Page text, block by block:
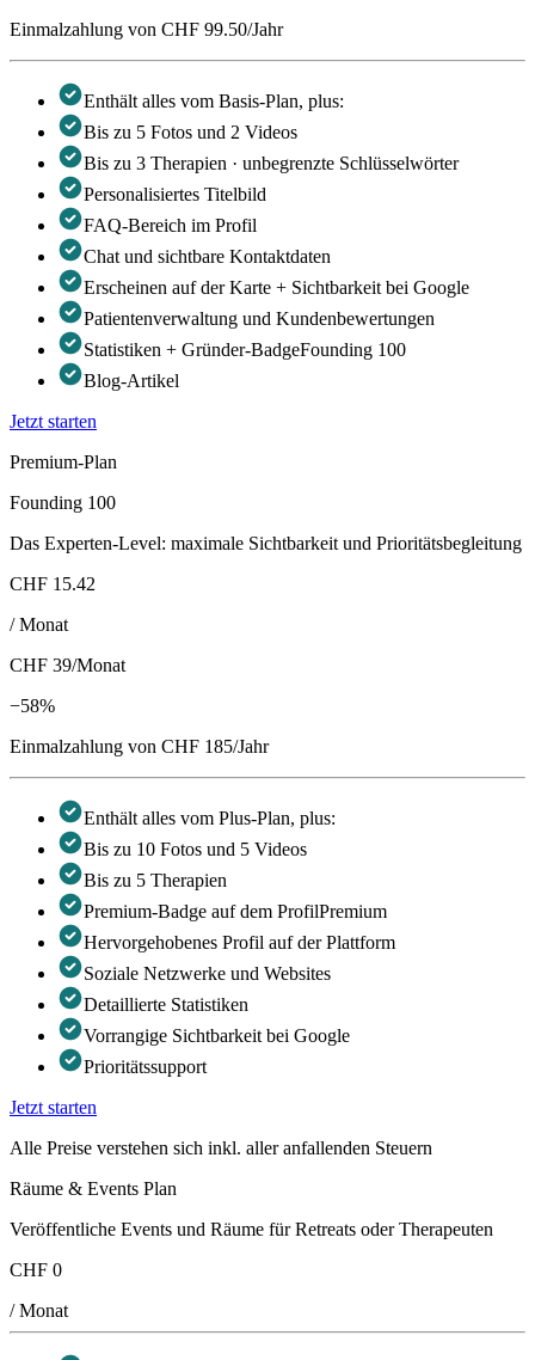
Einmalzahlung von CHF 99.50/Jahr
Enthält alles vom Basis-Plan, plus:
Bis zu 5 Fotos und 2 Videos
Bis zu 3 Therapien · unbegrenzte Schlüsselwörter
Personalisiertes Titelbild
FAQ-Bereich im Profil
Chat und sichtbare Kontaktdaten
Erscheinen auf der Karte + Sichtbarkeit bei Google
Patientenverwaltung und Kundenbewertungen
Statistiken + Gründer-BadgeFounding 100
Blog-Artikel
Jetzt starten
Premium-Plan
Founding 100
Das Experten-Level: maximale Sichtbarkeit und Prioritätsbegleitung
CHF 15.42
/Monat
CHF 39/Monat
−58%
Einmalzahlung von CHF 185/Jahr
Enthält alles vom Plus-Plan, plus:
Bis zu 10 Fotos und 5 Videos
Bis zu 5 Therapien
Premium-Badge auf dem ProfilPremium
Hervorgehobenes Profil auf der Plattform
Soziale Netzwerke und Websites
Detaillierte Statistiken
Vorrangige Sichtbarkeit bei Google
Prioritätssupport
Jetzt starten
Alle Preise verstehen sich inkl. aller anfallenden Steuern
Räume & Events Plan
Veröffentliche Events und Räume für Retreats oder Therapeuten
CHF 0
/Monat